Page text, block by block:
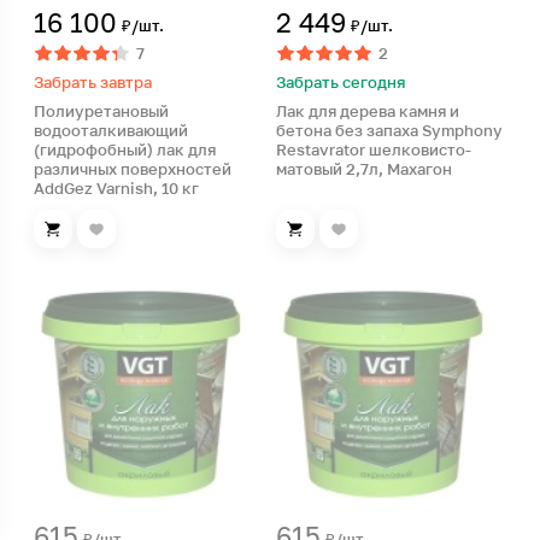
16 100 ₽/шт.
7
Забрать завтра
Полиуретановый
водооталкивающий
(гидрофобный) лак для
различных поверхностей
AddGez Varnish, 10 кг
2 449 ₽/шт.
2
Забрать сегодня
Лак для дерева камня и
бетона без запаха Symphony
Restavrator шелковисто-
матовый 2,7л, Махагон